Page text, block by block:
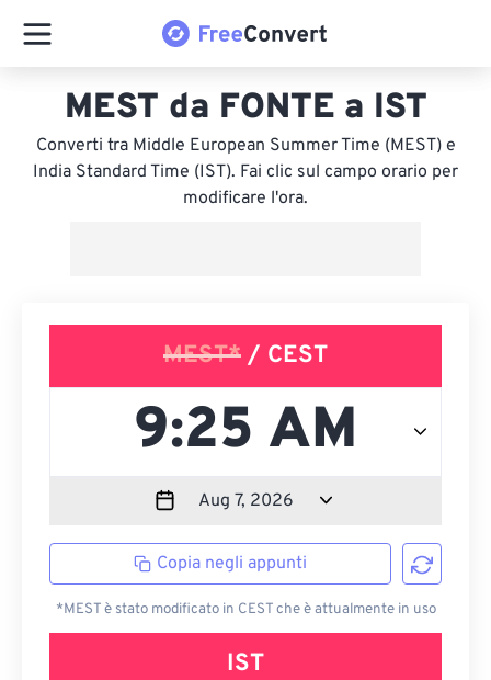
MEST da FONTE a IST
Converti tra Middle European Summer Time (MEST) e
India Standard Time (IST). Fai clic sul campo orario per
modificare l'ora.
MEST* / CEST
Copia negli appunti
*MEST è stato modificato in CEST che è attualmente in uso
IST